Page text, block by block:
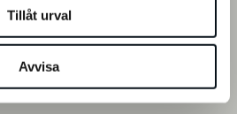
Tillåt urval
Avvisa
8